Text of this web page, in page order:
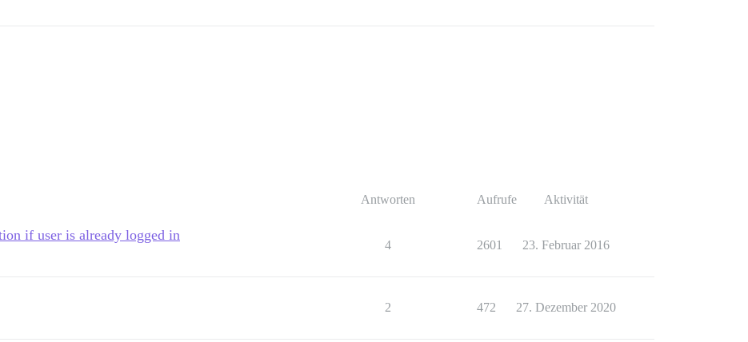
Antworten Aufrufe Aktivität
if user is already logged in
4 2601 23. Februar 2016
2 472 27. Dezember 2020